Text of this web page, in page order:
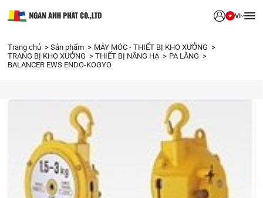
VI
Trang chủ Sản phẩm
MÁY MÓC - THIẾT BỊ KHO XƯỞNG
TRANG BỊ KHO XƯỞNG
THIẾT BỊ NÂNG HẠ
PA LĂNG
BALANCER EWS ENDO-KOGYO